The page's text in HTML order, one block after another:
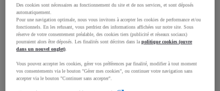
Largeur
1 740mm
Consommation mixte
Des cookies sont nécessaires au fonctionnement du site et de nos services, et sont déposés
automatiquement.
Pour une navigation optimale, nous vous invitons à accepter les cookies de performance et/ou
fonctionnels. En les refusant, vous perdriez des informations affichées sur notre site. Sous
réserve de votre consentement préalable, des cookies tiers (publicité et réseaux sociaux)
pourraient alors être déposés. Les finalités sont décrites dans lapolitique cookies (ouvre
dans un nouvel onglet)
Vous pouvez accepter les cookies, gérer vos préférences par finalité, modifier à tout moment
vos consentements via le bouton "Gérer mes cookies", ou continuer votre navigation sans
accepter via le bouton "Continuer sans accepter".